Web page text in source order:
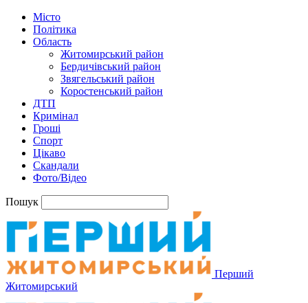
Місто
Політика
Область
Житомирський район
Бердичівський район
Звягельський район
Коростенський район
ДТП
Кримінал
Гроші
Спорт
Цікаво
Скандали
Фото/Відео
Пошук
Перший
Житомирський